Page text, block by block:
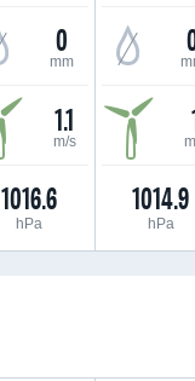
0
mm
1.1
m/s
1016.6
hPa
1014.9
hPa